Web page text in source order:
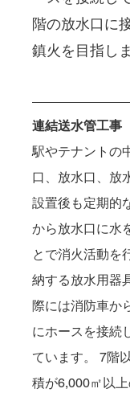
階の放水口に
鎮火を目指し
連結送水管工事
駅やテナントの
口、放水口、放
設置後も定期的
から放水口に水
とで消火活動を
納する放水用器
際には消防車か
にホースを接続
ています。 7階
積が6,000㎡以